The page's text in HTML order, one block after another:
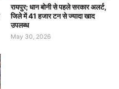
रायपुर; धान बोनी से पहले सरकार अलर्ट,
जिले में 41 हजार टन से ज्यादा खाद
उपलब्ध
May 30, 2026